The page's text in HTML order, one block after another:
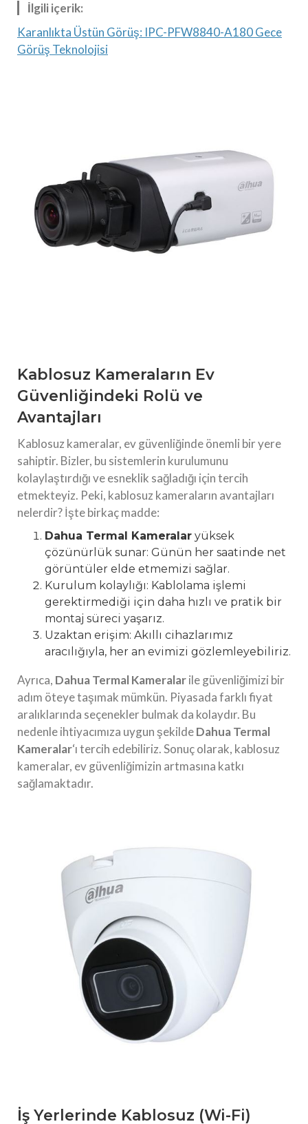
İlgili içerik:
Karanlıkta Üstün Görüş: IPC-PFW8840-A180 Gece
Görüş Teknolojisi
Kablosuz Kameraların Ev
Güvenliğindeki Rolü ve
Avantajları
Kablosuz kameralar, ev güvenliğinde önemli bir yere
sahiptir. Bizler, bu sistemlerin kurulumunu
kolaylaştırdığı ve esneklik sağladığı için tercih
etmekteyiz. Peki, kablosuz kameraların avantajları
nelerdir? İşte birkaç madde:
Dahua Termal Kameralar yüksek
çözünürlük sunar: Günün her saatinde net
görüntüler elde etmemizi sağlar.
Kurulum kolaylığı: Kablolama işlemi
gerektirmediği için daha hızlı ve pratik bir
montaj süreci yaşarız.
Uzaktan erişim: Akıllı cihazlarımız
aracılığıyla, her an evimizi gözlemleyebiliriz.
Ayrıca, Dahua Termal Kameralarile güvenliğimizi bir
adım öteye taşımak mümkün. Piyasada farklı fiyat
aralıklarında seçenekler bulmak da kolaydır. Bu
nedenle ihtiyacımıza uygun şekildeDahua Termal
Kameralar‘ı tercih edebiliriz. Sonuç olarak, kablosuz
kameralar, ev güvenliğimizin artmasına katkı
sağlamaktadır.
İş Yerlerinde Kablosuz (Wi-Fi)